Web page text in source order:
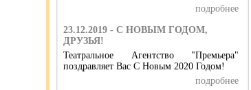
подробнее
23.12.2019 - С НОВЫМ ГОДОМ,
ДРУЗЬЯ!
Театральное Агентство "Премьера"
поздравляет Вас С Новым 2020 Годом!
подробнее